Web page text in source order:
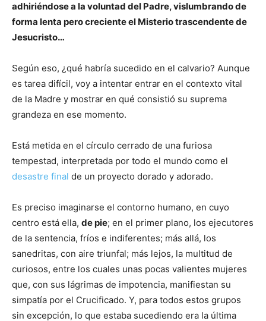
adhiriéndose a la voluntad del Padre, vislumbrando de
forma lenta pero creciente el Misterio trascendente de
Jesucristo…
Según eso, ¿qué habría sucedido en el calvario? Aunque
es tarea difícil, voy a intentar entrar en el contexto vital
de la Madre y mostrar en qué consistió su suprema
grandeza en ese momento.
Está metida en el círculo cerrado de una furiosa
tempestad, interpretada por todo el mundo como el
desastre final de un proyecto dorado y adorado.
Es preciso imaginarse el contorno humano, en cuyo
centro está ella, de pie; en el primer plano, los ejecutores
de la sentencia, fríos e indiferentes; más allá, los
sanedritas, con aire triunfal; más lejos, la multitud de
curiosos, entre los cuales unas pocas valientes mujeres
que, con sus lágrimas de impotencia, manifiestan su
simpatía por el Crucificado. Y, para todos estos grupos
sin excepción, lo que estaba sucediendo era la última